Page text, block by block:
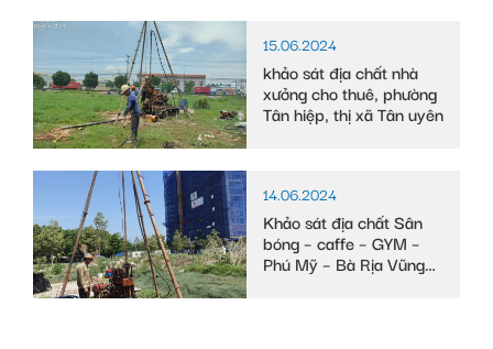
15.06.2024
khảo sát địa chất nhà
xưởng cho thuê, phường
Tân hiệp, thị xã Tân uyên
14.06.2024
Khảo sát địa chất Sân
bóng – caffe – GYM –
Phú Mỹ – Bà Rịa Vũng